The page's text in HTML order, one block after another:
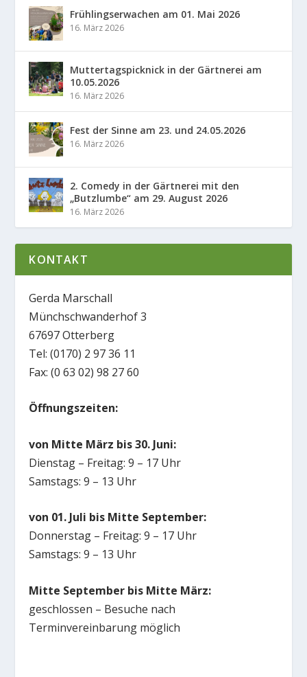
Frühlingserwachen am 01. Mai 2026
16. März 2026
Muttertagspicknick in der Gärtnerei am
10.05.2026
16. März 2026
Fest der Sinne am 23. und 24.05.2026
16. März 2026
2. Comedy in der Gärtnerei mit den
„Butzlumbe“ am 29. August 2026
16. März 2026
KONTAKT
Gerda Marschall
Münchschwanderhof 3
67697 Otterberg
Tel: (0170) 2 97 36 11
Fax: (0 63 02) 98 27 60
Öffnungszeiten:
von Mitte März bis 30. Juni:
Dienstag – Freitag: 9 – 17 Uhr
Samstags: 9 – 13 Uhr
von 01. Juli bis Mitte September:
Donnerstag – Freitag: 9 – 17 Uhr
Samstags: 9 – 13 Uhr
Mitte September bis Mitte März:
geschlossen – Besuche nach
Terminvereinbarung möglich